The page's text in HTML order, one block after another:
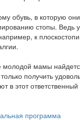
Яндекс
обувь, в которую
стопы. Ведь
к
мамы
получить
в этот
программа